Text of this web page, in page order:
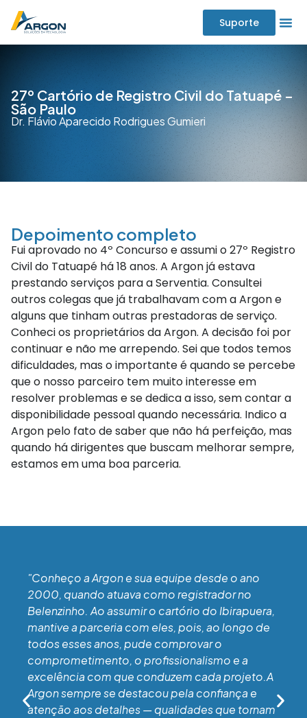
Suporte
27º Cartório de Registro Civil do Tatuapé –
São Paulo
Dr. Flávio Aparecido Rodrigues Gumieri
Depoimento completo
Fui aprovado no 4º Concurso e assumi o 27º Registro
Civil do Tatuapé há 18 anos. A Argon já estava
prestando serviços para a Serventia. Consultei
outros colegas que já trabalhavam com a Argon e
alguns que tinham outras prestadoras de serviço.
Conheci os proprietários da Argon. A decisão foi por
continuar e não me arrependo. Sei que todos temos
dificuldades, mas o importante é quando se percebe
que o nosso parceiro tem muito interesse em
resolver problemas e se dedica a isso, sem contar a
disponibilidade pessoal quando necessária. Indico a
Argon pelo fato de saber que não há perfeição, mas
quando há dirigentes que buscam melhorar sempre,
estamos em uma boa parceria.
"Conheço a Argon e sua equipe desde o ano
2000, quando atuava como registrador no
Belenzinho. Ao assumir o cartório do Ibirapuera,
mantive a parceria com eles, pois, ao longo de
todos esses anos, pude comprovar o
comprometimento, o profissionalismo e a
excelência com que conduzem cada projeto.A
Argon sempre se destacou pela confiança e
atenção aos detalhes — qualidades que tornam